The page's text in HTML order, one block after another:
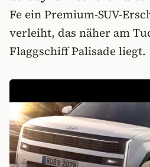
Fe ein Premium-SUV-
verleiht, das näher am
Flaggschiff Palisade liegt.